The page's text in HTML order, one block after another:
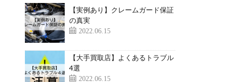
【実例あり】クレームガード保証
の真実
2022.06.15
【大手買取店】よくあるトラブル
4選
2022.06.15